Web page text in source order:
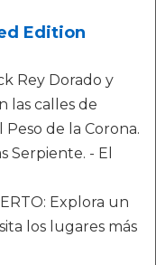
Edition
Rey Dorado y
las calles de
Peso de la Corona.
Serpiente. - El
Explora un
los lugares más